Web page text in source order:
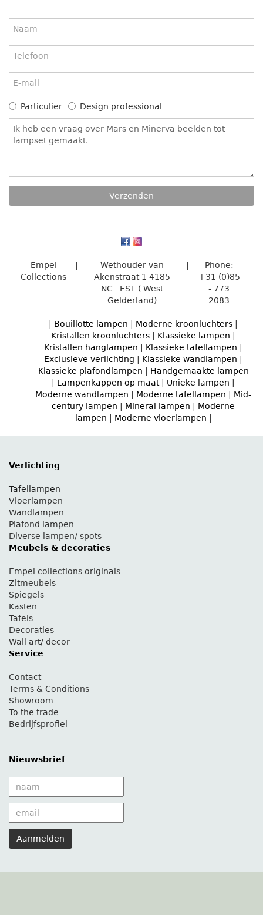
Particulier Design professional
Empel
Collections
Wethouder van
Akenstraat 1 4185
NC EST ( West
Gelderland)
Phone:
+31 (0)85
- 773
2083
Bouillotte lampen Moderne kroonluchters
Kristallen kroonluchters
Klassieke lampen
Kristallen hanglampen
Klassieke tafellampen
Exclusieve verlichting
Klassieke wandlampen
Klassieke plafondlampen
Handgemaakte lampen
Lampenkappen op maat| Unieke lampen
Moderne wandlampen
Moderne tafellampen
Mid-
century lampen
Mineral lampen
Moderne
lampen
Moderne vloerlampen
Verlichting
Tafellampen
Vloerlampen
Wandlampen
Plafond lampen
Diverse lampen/ spots
Meubels & decoraties
Empel collections originals
Zitmeubels
Spiegels
Kasten
Tafels
Decoraties
Wall art/ decor
Service
Contact
Terms & Conditions
Showroom
To the trade
Bedrijfsprofiel
Nieuwsbrief